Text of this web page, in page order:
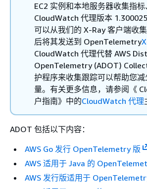
EC2 实例和本地服务器收集指标
CloudWatch 代理版本
可以从我们的 X-Ray 客户端收
后将其发送到 OpenTelemetry
CloudWatch 代理代替 AWS
OpenTelemetry (ADOT)
护程序来收集跟踪可以帮助您
量。有关更多信息，请参阅《
户指南》中的CloudWatch 代理
ADOT 包括以下内容：
AWS Go 发行 OpenTelemetry 版
AWS 适用于 Java 的
AWS 发行版适用于